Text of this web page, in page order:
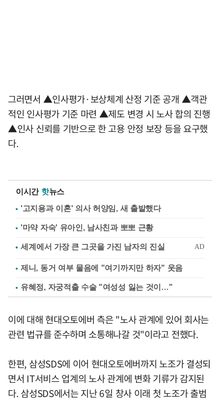
그러면서 ▲인사평가·보상체계 산정 기준 공개 ▲객관
적인 인사평가 기준 마련 ▲제도 변경 시 노사 합의 진행
▲인사 신뢰를 기반으로 한 고용 안정 보장 등을 요구했
다.
이시간 핫뉴스
'고지용과 이혼' 의사 허양임, 새 출발했다
'마약 자숙' 유아인, 남사친과 뽀뽀 근황
제니, 동거 여부 물음에 "여기까지만 하자" 웃음
유혜정, 자궁적출 수술 "여성성 잃는 것이…"
이에 대해 현대오토에버 측은 "노사 관계에 있어 회사는
관련 법규를 준수하며 소통해나갈 것"이라고 전했다.
한편, 삼성SDS에 이어 현대오토에버까지 노조가 결성되
면서 IT서비스 업계의 노사 관계에 변화 기류가 감지된
다. 삼성SDS에서는 지난 6일 창사 이래 첫 노조가 출범